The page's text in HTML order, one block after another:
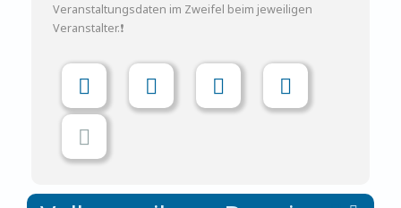
Veranstaltungsdaten im Zweifel beim jeweiligen
Veranstalter.❗